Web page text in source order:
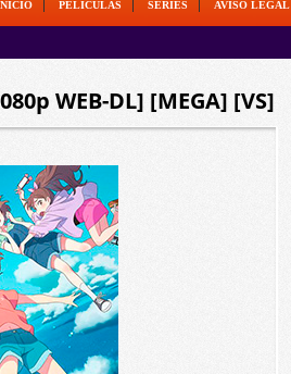
PELICULAS SERIES AVISO LEGAL
WEB-DL] [MEGA] [VS]